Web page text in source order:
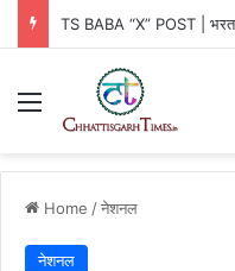
TS BABA “X” POST |
Menu
Home /नेशनल
नेशनल